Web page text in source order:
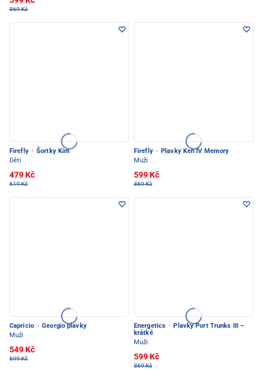
869 Kč
Firefly · Šortky Kim
Děti
479 Kč
619 Kč
Firefly · Plavky Ken IV Memory
Muži
599 Kč
869 Kč
Capricio · Georgio plavky
Muži
549 Kč
699 Kč
Energetics · Plavky Port Trunks III –
krátké
Muži
599 Kč
869 Kč